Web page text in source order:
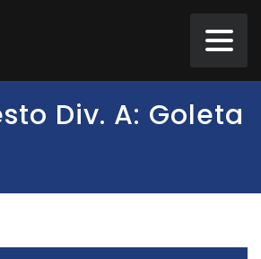
Div. A: Goleta